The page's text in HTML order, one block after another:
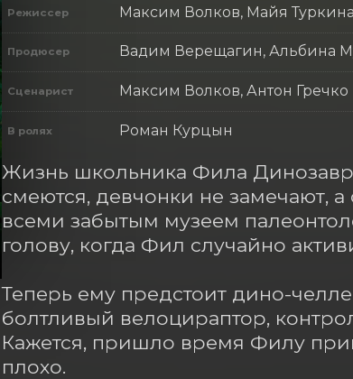
Режиссер Максим Волков, Майя Туркина
Продюсер Вадим Верещагин, Альбина
Сценарист Максим Волков, Антон Гречко
В ролях Роман Курцын
Жизнь школьника Фила
смеются, девчонки не замечают,
всеми забытым музеем
голову, когда Фил случайно
Теперь ему предстоит дино-
болтливый велоцираптор,
Кажется, пришло время Филу
плохо.